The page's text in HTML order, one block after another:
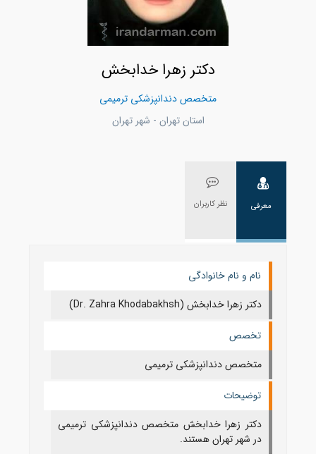
دکتر زهرا خدابخش
متخصص دندانپزشکی ترمیمی
استان تهران - شهر تهران
معرفی نظر کاربران
نام و نام خانوادگی
دکتر زهرا خدابخش (Dr. Zahra Khodabakhsh)
تخصص
متخصص دندانپزشکی ترمیمی
توضیحات
دکتر زهرا خدابخش متخصص دندانپزشکی ترمیمی
در شهر تهران هستند.